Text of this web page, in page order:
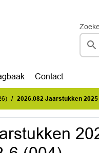
Contact
2026.082 Jaarstukken